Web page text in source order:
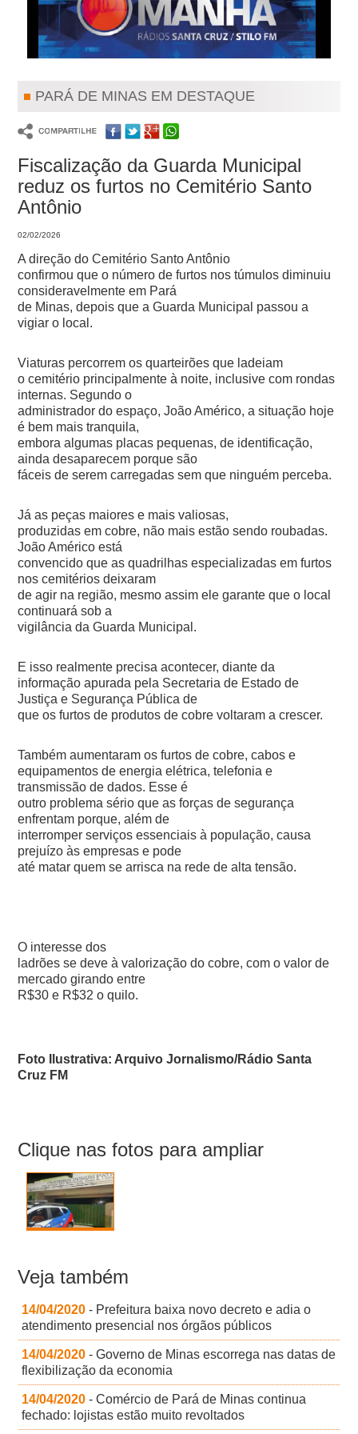
PARÁ DE MINAS EM DESTAQUE
Fiscalização da Guarda Municipal
reduz os furtos no Cemitério Santo
Antônio
02/02/2026
A direção do Cemitério Santo Antônio
confirmou que o número de furtos nos túmulos diminuiu
consideravelmente em Pará
de Minas, depois que a Guarda Municipal passou a
vigiar o local.
Viaturas percorrem os quarteirões que ladeiam
o cemitério principalmente à noite, inclusive com rondas
internas. Segundo o
administrador do espaço, João Américo, a situação hoje
é bem mais tranquila,
embora algumas placas pequenas, de identificação,
ainda desaparecem porque são
fáceis de serem carregadas sem que ninguém perceba.
Já as peças maiores e mais valiosas,
produzidas em cobre, não mais estão sendo roubadas.
João Américo está
convencido que as quadrilhas especializadas em furtos
nos cemitérios deixaram
de agir na região, mesmo assim ele garante que o local
continuará sob a
vigilância da Guarda Municipal.
E isso realmente precisa acontecer, diante da
informação apurada pela Secretaria de Estado de
Justiça e Segurança Pública de
que os furtos de produtos de cobre voltaram a crescer.
Também aumentaram os furtos de cobre, cabos e
equipamentos de energia elétrica, telefonia e
transmissão de dados. Esse é
outro problema sério que as forças de segurança
enfrentam porque, além de
interromper serviços essenciais à população, causa
prejuízo às empresas e pode
até matar quem se arrisca na rede de alta tensão.
O interesse dos
ladrões se deve à valorização do cobre, com o valor de
mercado girando entre
R$30 e R$32 o quilo.
Foto Ilustrativa: Arquivo Jornalismo/Rádio Santa
Cruz FM
Clique nas fotos para ampliar
Veja também
14/04/2020 - Prefeitura baixa novo decreto e adia o
atendimento presencial nos órgãos públicos
14/04/2020 - Governo de Minas escorrega nas datas de
flexibilização da economia
14/04/2020 - Comércio de Pará de Minas continua
fechado: lojistas estão muito revoltados